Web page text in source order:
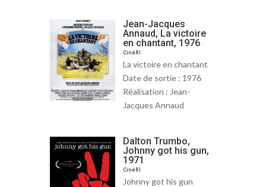
Jean-Jacques
Annaud, La victoire
en chantant, 1976
CinéRI
La victoire en chantant
Date de sortie : 1976
Réalisation : Jean-
Jacques Annaud
Dalton Trumbo,
Johnny got his gun,
1971
CinéRI
Johnny got his gun